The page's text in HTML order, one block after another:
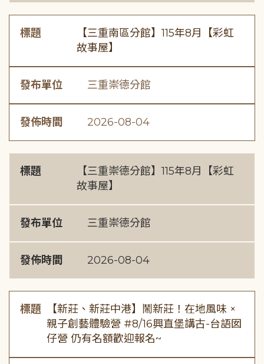
標題
【三重南區分館】115年8月【彩虹
故事屋】
發布單位 三重崇德分館
發佈時間 2026-08-04
標題
【三重崇德分館】115年8月【彩虹
故事屋】
發布單位 三重崇德分館
發佈時間 2026-08-04
標題
【新莊、新莊中港】鬧新莊！在地風味 ×
親子創藝體驗營 #8/16興直堡講古-台語囡
仔營 仍有名額歡迎報名~